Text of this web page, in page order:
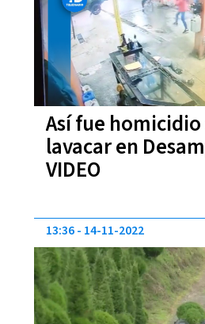
Así fue
lavacar en
VIDEO
13:36 14-11-2022